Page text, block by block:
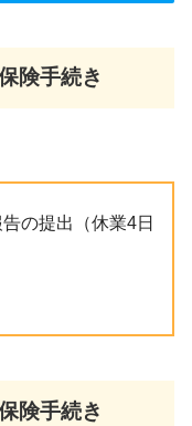
険手続き
の提出（休業4日
険手続き